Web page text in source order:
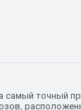
самый точный